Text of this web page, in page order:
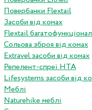
Повербанки Flextail
Засоби від комах
Flextail
Сольова зброя від комах
Extravel засоби від комах
Репелент-спреї HTA
Lifesystems засоби від
Меблі
Naturehike меблі